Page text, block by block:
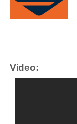
Video: